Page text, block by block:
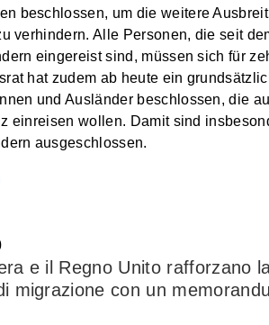
beschlossen, um die weitere
verhindern. Alle Personen, die seit
eingereist sind, müssen sich für
hat zudem ab heute ein
und Ausländer beschlossen, die
einreisen wollen. Damit sind
ausgeschlossen.
e il Regno Unito rafforzano
migrazione con un